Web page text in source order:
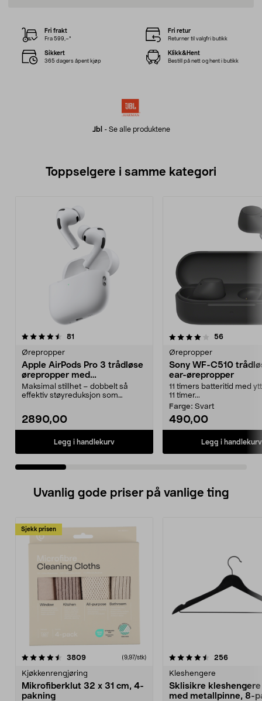
Jbl - Se alle produktene
Fri frakt
Fra 599,–*
Fri retur
Returner til valgfri butikk
Sikkert
365 dagers åpent kjøp
Klikk&Hent
Bestill på nett og hent i butikk
Toppselgere i samme kategori
81
Ørepropper
Apple AirPods Pro 3 trådløse
ørepropper med
støyreduksjon
Maksimal stillhet – dobbelt så
effektiv støyreduksjon som
2890,00
Legg i handlekurv
4.0 av 5 stjerner 56
Ørepropper
Sony WF-C510
ear-ørepropper
11 timers batteritid med
11 timer...
Farge: Svart
490,00
Legg i handlekurv
4.5 av 5 stjerner
Uvanlig gode priser på vanlige ting
Sjekk prisen
3809anmeldelser(9,97/stk)
Kjøkkenrengjøring
Mikrofiberklut 32 x 31 cm, 4-
pakning
4.5av 5 stjerner 256
Kleshengere
Sklisikre
med metallpinne, 8-
4.5av 5 stjerner